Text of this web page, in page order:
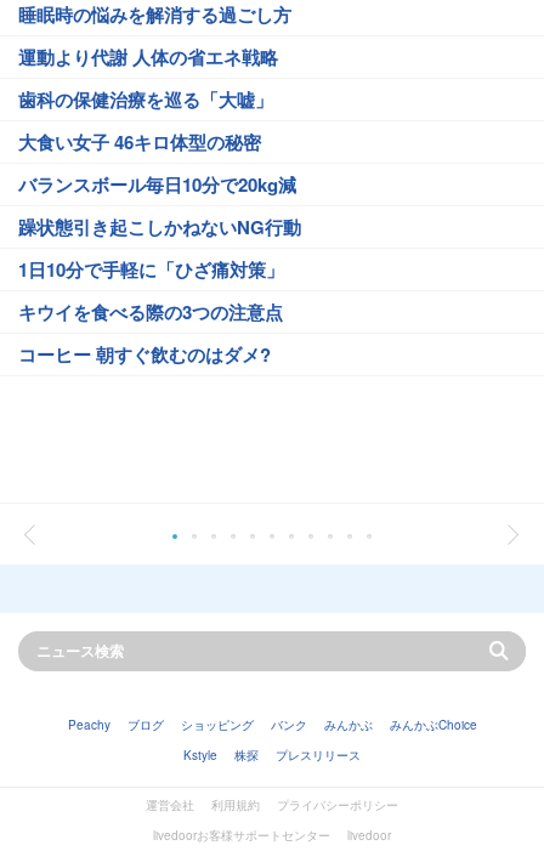
睡眠時の悩みを解消する過ごし方
運動より代謝 人体の省エネ戦略
歯科の保健治療を巡る「大嘘」
大食い女子 46キロ体型の秘密
バランスボール毎日10分で20kg減
躁状態引き起こしかねないNG行動
1日10分で手軽に「ひざ痛対策」
キウイを食べる際の3つの注意点
コーヒー 朝すぐ飲むのはダメ?
Peachy ブログ ショッピング バンク みんかぶ
みんかぶChoice
Kstyle
株探 プレスリリース
運営会社 利用規約
プライバシーポリシー
livedoorお客様サポートセンター
livedoor